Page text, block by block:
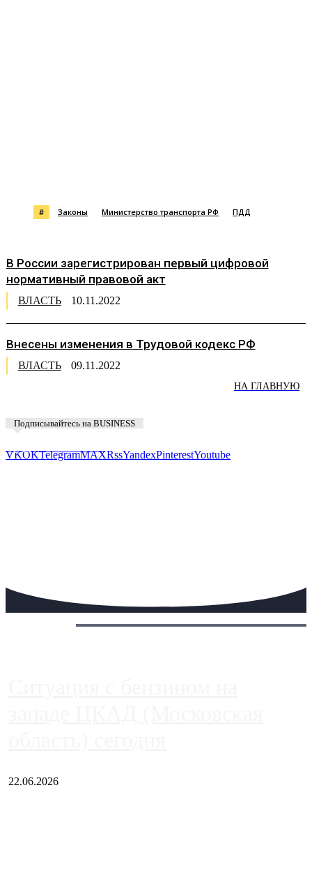
# Законы Министерство транспорта РФ ПДД
В России зарегистрирован первый цифровой
нормативный правовой акт
ВЛАСТЬ 10.11.2022
Внесены изменения в Трудовой кодекс РФ
ВЛАСТЬ 09.11.2022
НА ГЛАВНУЮ
Подписывайтесь на BUSINESS
VKOKTelegramMAXRssYandexPinterestYoutube
22.06.2026